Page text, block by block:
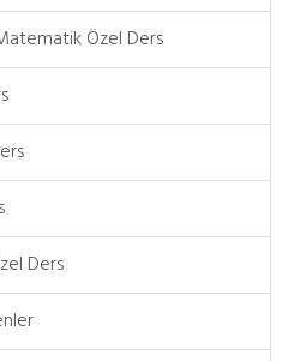
Özel Ders
Ders